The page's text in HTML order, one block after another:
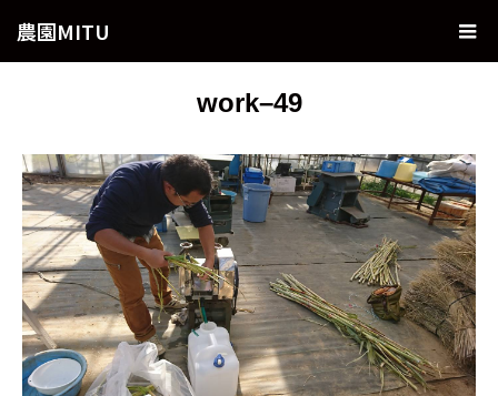
農園MITU
work–49